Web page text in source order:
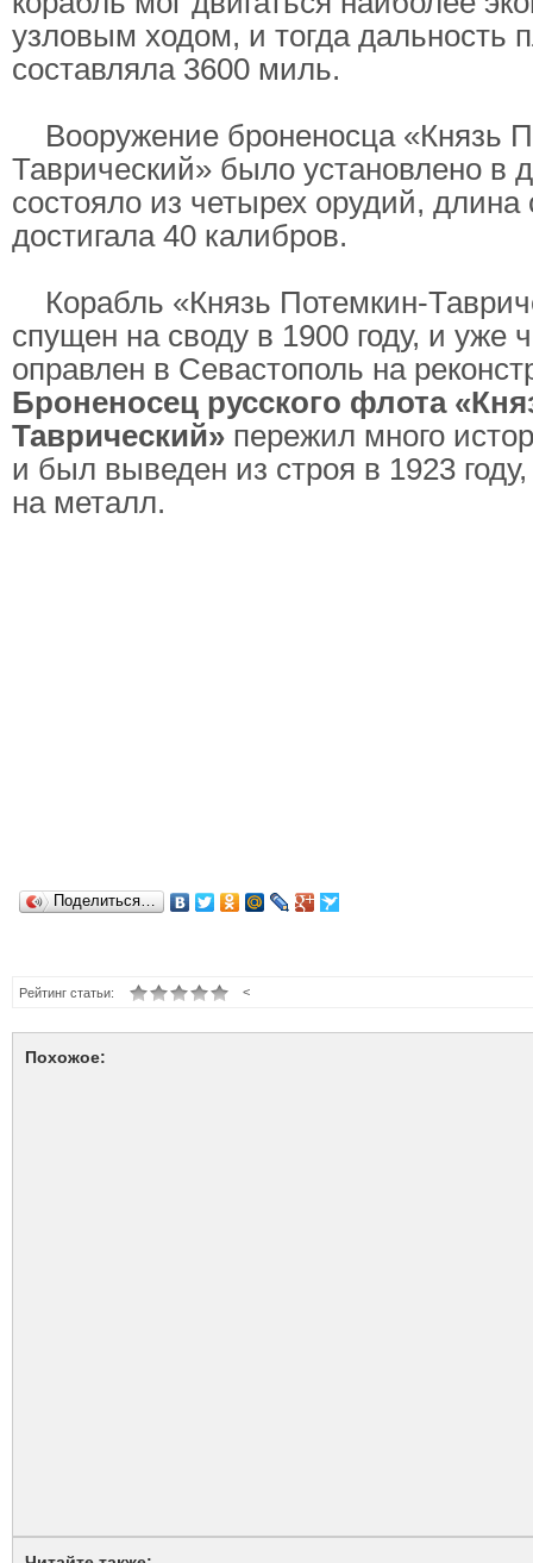
узловым ходом, и тогда дальность
составляла 3600 миль.
Вооружение броненосца «Князь
Таврический» было установлено в
состояло из четырех орудий, длина
достигала 40 калибров.
Корабль «Князь Потемкин-
спущен на своду в 1900 году, и уже
оправлен в Севастополь на
Броненосец русского флота
Таврический» пережил много
и был выведен из строя в 1923
на металл.
Поделиться…
<
Рейтинг статьи:
Похожое: